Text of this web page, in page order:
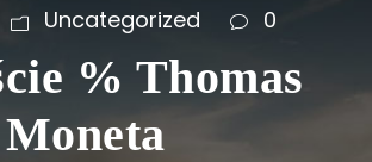
Uncategorized 0
% Thomas